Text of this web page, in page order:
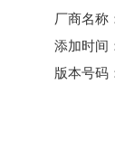
厂商名称
添加时间
版本号码